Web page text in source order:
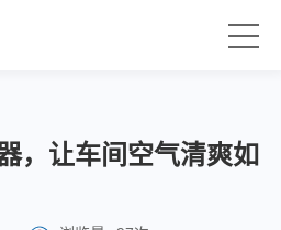
，让车间空气清爽如